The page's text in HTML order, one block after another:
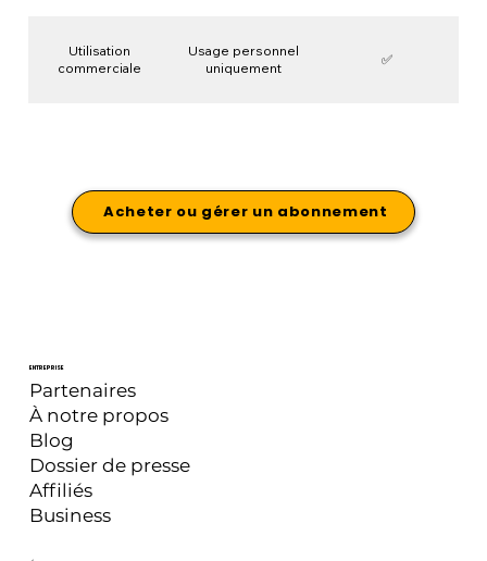
Acheter ou gérer un abonnement
Utilisation
commerciale
Usage personnel
uniquement
✅
ENTREPRISE
Blog
Partenaires
À notre propos
Dossier de presse
Affiliés
Business